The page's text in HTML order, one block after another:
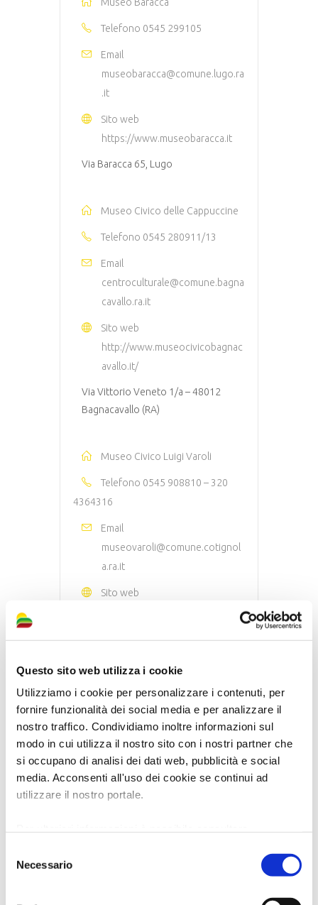
Questo sito web utilizza i cookie
Utilizziamo i cookie per personalizzare i contenuti, per
fornire funzionalità dei social media e per analizzare il
nostro traffico. Condividiamo inoltre informazioni sul
modo in cui utilizza il nostro sito con i nostri partner che
si occupano di analisi dei dati web, pubblicità e social
media. Acconsenti all'uso dei cookie se continui ad
utilizzare il nostro portale.
delNecessario
Museo Baracca
Telefono 0545 299105
Email
museobaracca@comune.lugo.ra
.it
Sito web
https://www.museobaracca.it
Via Baracca 65, Lugo
Museo Civico delle Cappuccine
Telefono 0545 280911/13
Email
centroculturale@comune.bagna
cavallo.ra.it
Sito web
http://www.museocivicobagnac
avallo.it/
Via Vittorio Veneto 1/a – 48012
Bagnacavallo (RA)
Museo Civico Luigi Varoli
Telefono 0545 908810 – 320
4364316
Email
museovaroli@comune.cotignol
a.ra.it
Sito web
Corso Sforza 21 – 48033 Cotignola
Museo Civico San Rocco
Telefono0545 955665
cultura@comune.fusignano.ra.it.
Email
cultura@comune.fusignano.ra.it